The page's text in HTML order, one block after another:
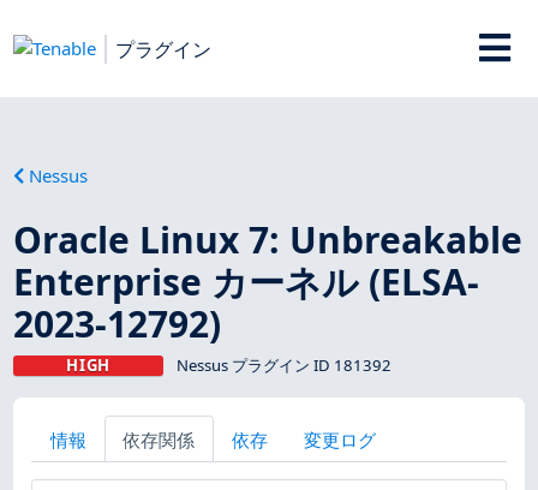
プラグイン
Nessus
Oracle Linux 7: Unbreakable
Enterprise カーネル (ELSA-
2023-12792)
HIGH Nessus プラグイン ID 181392
情報 依存関係 依存 変更ログ